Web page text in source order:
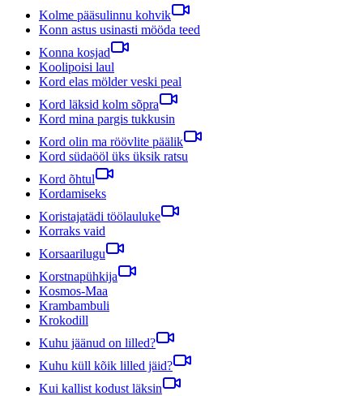
Kolme pääsulinnu kohvik
Konn astus usinasti mööda teed
Konna kosjad
Koolipoisi laul
Kord elas mölder veski peal
Kord läksid kolm sõpra
Kord mina pargis tukkusin
Kord olin ma röövlite päälik
Kord südaööl üks üksik ratsu
Kord õhtul
Kordamiseks
Koristajatädi töölauluke
Korraks vaid
Korsaarilugu
Korstnapühkija
Kosmos-Maa
Krambambuli
Krokodill
Kuhu jäänud on lilled?
Kuhu küll kõik lilled jäid?
Kui kallist kodust läksin